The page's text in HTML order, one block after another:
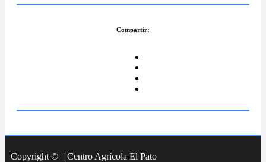
Compartir:
Copyright © | Centro Agrícola El Pato